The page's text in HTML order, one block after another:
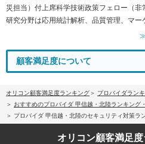
災担当）付上席科学技術政策フェロー（非
研究分野は応用統計解析、品質管理、マー
≫
顧客満足度について
オリコン顧客満足度ランキング
プロバイダラン
おすすめのプロバイダ 甲信越・北陸ランキング
プロバイダ 甲信越・北陸のセキュリティ対策ラ
オリコン顧客満足度